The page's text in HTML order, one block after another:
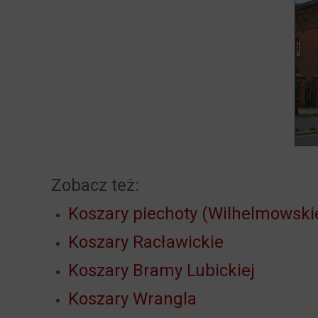
Zobacz też:
Koszary piechoty
Koszary Racławickie
Koszary Bramy Lubickiej
Koszary Wrangla